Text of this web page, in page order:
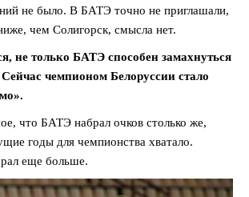
не было. В БАТЭ точно не приглашали,
чем Солигорск, смысла нет.
не только БАТЭ способен замахнуться
чемпионом Белоруссии стало
что БАТЭ набрал очков столько же,
годы для чемпионства хватало.
еще больше.